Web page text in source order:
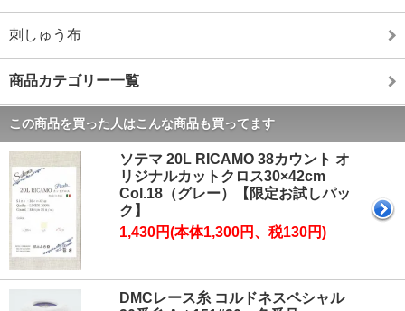
刺しゅう布
商品カテゴリー一覧
この商品を買った人はこんな商品も買ってます
ソテマ 20L RICAMO 38カウント オ
リジナルカットクロス30×42cm
Col.18（グレー）【限定お試しパッ
ク】
1,430円(本体1,300円、税130円)
DMCレース糸 コルドネスペシャル